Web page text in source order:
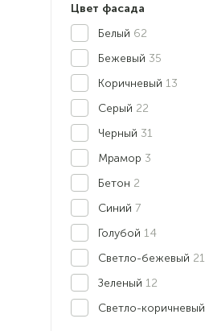
Цвет фасада
Белый 62
Бежевый 35
Коричневый 13
Серый 22
Черный 31
Мрамор 3
Бетон 2
Синий 7
Голубой 14
Светло-бежевый 21
Зеленый 12
Светло-коричневый